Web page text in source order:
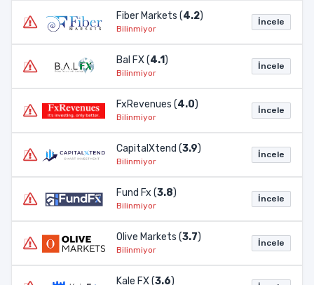
Fiber Markets (4.2)
Bilinmiyor
İncele
Bal FX (4.1)
Bilinmiyor
İncele
FxRevenues (4.0)
Bilinmiyor
İncele
CapitalXtend (3.9)
Bilinmiyor
İncele
Fund Fx (3.8)
Bilinmiyor
İncele
Olive Markets (3.7)
Bilinmiyor
İncele
Kale FX (3.6)